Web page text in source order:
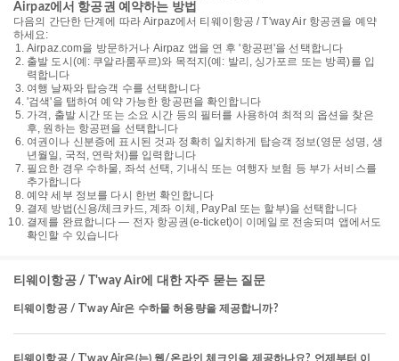
Airpaz에서 항공권 예약하는 방법
다음의 간단한 단계에 따라 Airpaz에서 티웨이항공 / T'way Air 항공권을 예약
하세요:
Airpaz.com을 방문하거나 Airpaz 앱을 연 후 '항공편'을 선택합니다
출발 도시(예: 쿠알라룸푸르)와 목적지(예: 발리, 싱가포르 또는 방콕)를 입
력합니다
여행 날짜와 탑승객 수를 선택합니다
'검색'을 탭하여 예약 가능한 항공편을 확인합니다
가격, 출발 시간 또는 소요 시간 등의 필터를 사용하여 최적의 옵션을 찾은
후, 원하는 항공편을 선택합니다
여권이나 신분증에 표시된 것과 정확히 일치하게 탑승객 정보(영문 성명, 생
년월일, 국적, 연락처)를 입력합니다
필요한 경우 수하물, 좌석 선택, 기내식 또는 여행자 보험 등 부가 서비스를
추가합니다
예약 세부 정보를 다시 한번 확인합니다
결제 방법(신용/체크카드, 계좌 이체, PayPal 또는 할부)을 선택합니다
결제를 완료합니다 — 전자 항공권(e-ticket)이 이메일로 전송되며 앱에서도
확인할 수 있습니다
티웨이항공 / T'way Air에 대한 자주 묻는 질문
티웨이항공 / T'way Air은 수하물 허용량을 제공합니까?
티웨이항공 / T'way Air은(는) 웹/온라인 체크인을 제공하나요? 언제부터 이